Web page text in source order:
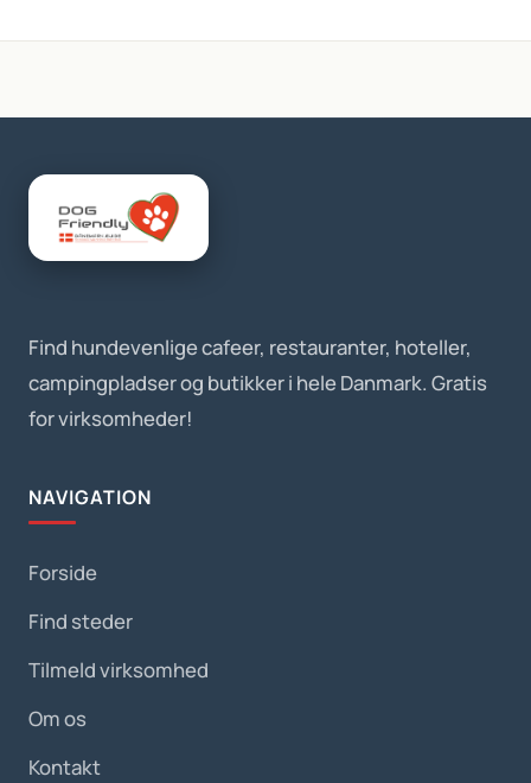
Find hundevenlige cafeer, restauranter, hoteller,
campingpladser og butikker i hele Danmark. Gratis
for virksomheder!
NAVIGATION
Forside
Find steder
Tilmeld virksomhed
Om os
Kontakt